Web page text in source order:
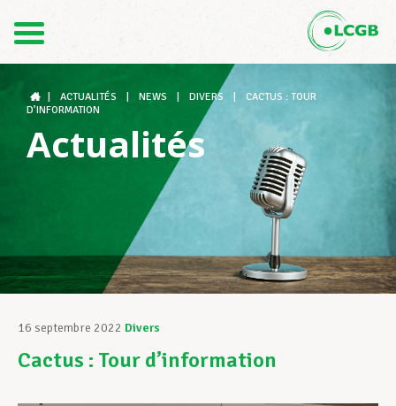
DE
Le LCGB
Structures syndicales
Assistance au Travail
Vos droits
ACTUALITÉS NEWS DIVERS
CACTUS : TOUR
D’INFORMATION
Actualités
16 septembre 2022 Divers
Cactus : Tour d’information